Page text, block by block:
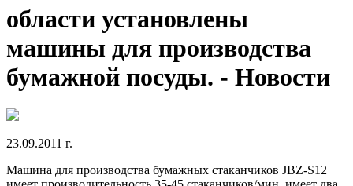
области установлены
машины для производства
бумажной посуды. - Новости
23.09.2011 г.
Машина для производства бумажных стаканчиков JBZ-S12